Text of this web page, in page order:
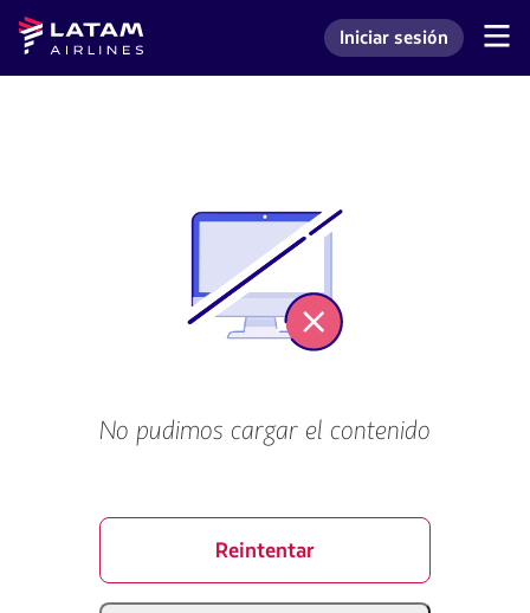
Saltar
menú.
Saltar al
contenido
principal.
Navegación
Latam
Airlines
Ingresar a mi cuenta
Iniciar sesión
No pudimos cargar el contenido
Reintentar